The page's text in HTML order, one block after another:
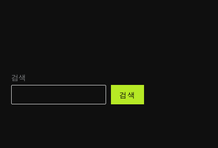
말
야
검색
검색